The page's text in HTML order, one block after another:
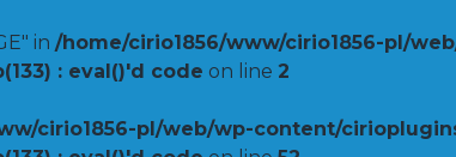
in /home/cirio1856/www/cirio1856-pl/
: eval()'d code on line 2
cirio1856-pl/web/wp-content/